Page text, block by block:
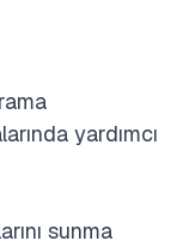
yardımcı
sunma